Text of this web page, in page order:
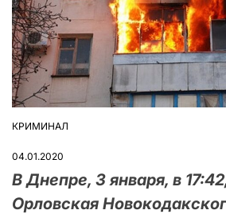
ОПУБЛІКУВАТИ
КРИМИНАЛ
04.01.2020
В Днепре, 3 января, в
Орловская